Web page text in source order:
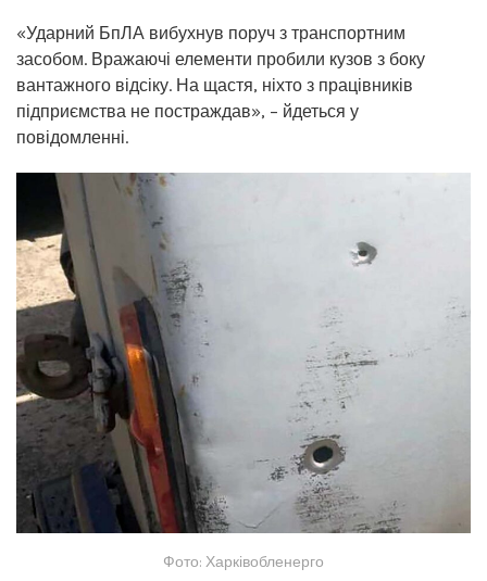
«Ударний БпЛА вибухнув поруч з транспортним
засобом. Вражаючі елементи пробили кузов з боку
вантажного відсіку. На щастя, ніхто з працівників
підприємства не постраждав», – йдеться у
повідомленні.
Фото: Харківобленерго